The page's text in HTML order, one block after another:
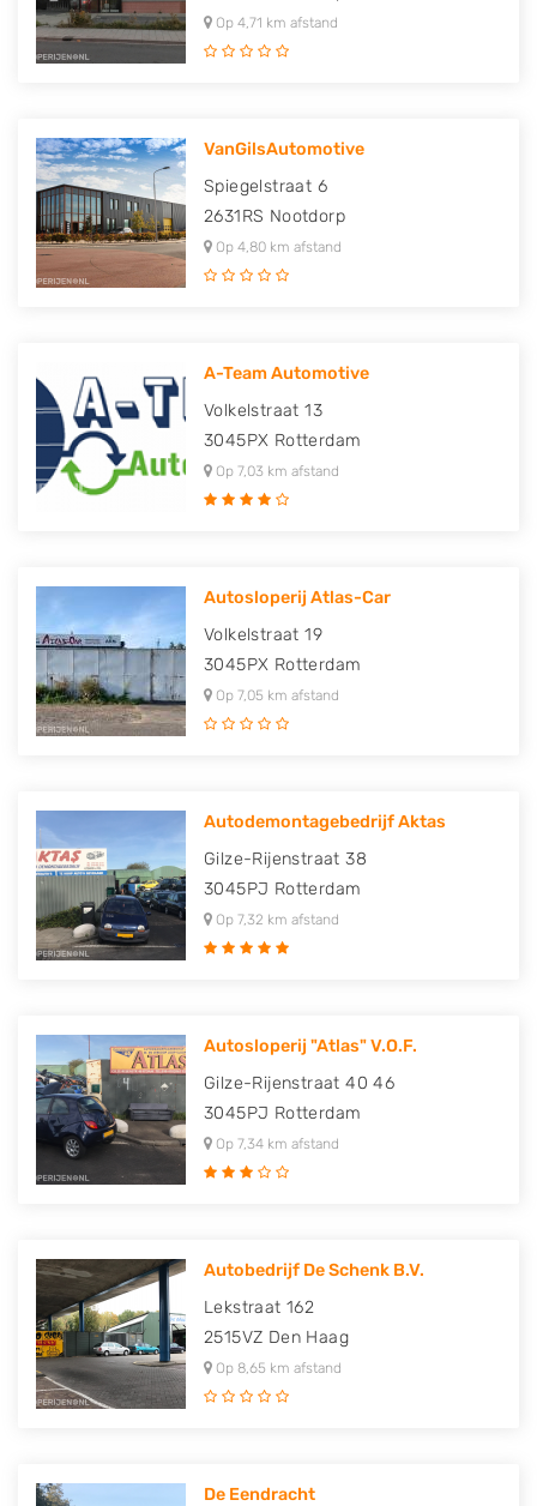
Op 4,71 km afstand
VanGilsAutomotive
Spiegelstraat 6
2631RS Nootdorp
Op 4,80 km afstand
A-Team Automotive
Volkelstraat 13
3045PX Rotterdam
Op 7,03 km afstand
Autosloperij Atlas-Car
Volkelstraat 19
3045PX Rotterdam
Op 7,05 km afstand
Autodemontagebedrijf Aktas
Gilze-Rijenstraat 38
3045PJ Rotterdam
Op 7,32 km afstand
Autosloperij "Atlas" V.O.F.
Gilze-Rijenstraat 40 46
3045PJ Rotterdam
Op 7,34 km afstand
Autobedrijf De Schenk B.V.
Lekstraat 162
2515VZ Den Haag
Op 8,65 km afstand
De Eendracht